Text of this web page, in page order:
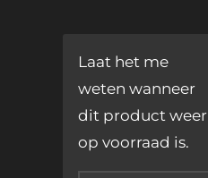
Laat het me
weten wanneer
dit product weer
op voorraad is.